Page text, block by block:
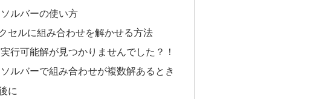
ソルバーの使い方
セルに組み合わせを解かせる方法
実行可能解が見つかりませんでした？！
ソルバーで組み合わせが複数解あるとき
に